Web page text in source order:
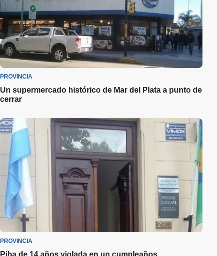
PROVINCIA
Un supermercado histórico de Mar del Plata a punto de
cerrar
PROVINCIA